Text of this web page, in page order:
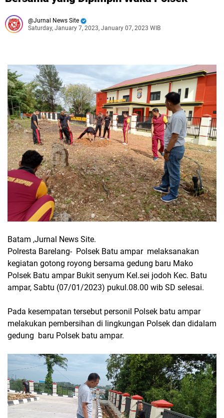
Jurnal News Site
Saturday, January 7, 2023, January 07, 2023 WIB
Batam ,Jurnal News Site.
Polresta Barelang- Polsek Batu ampar melaksanakan
kegiatan gotong royong bersama gedung baru Mako
Polsek Batu ampar Bukit senyum Kel.sei jodoh Kec. Batu
ampar, Sabtu (07/01/2023) pukul.08.00 wib SD selesai.
Pada kesempatan tersebut personil Polsek batu ampar
melakukan pembersihan di lingkungan Polsek dan didalam
gedung baru Polsek batu ampar.